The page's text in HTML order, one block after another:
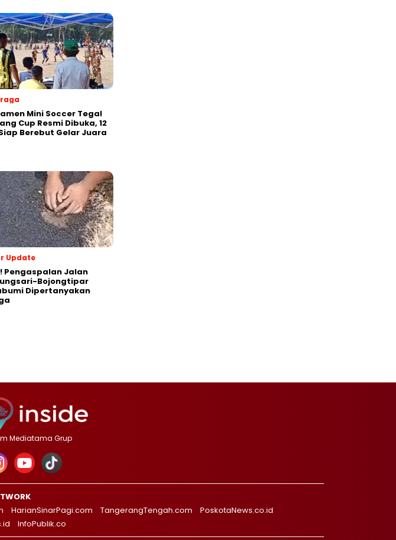
Mini Soccer Tegal
Cup Resmi Dibuka, 12
Berebut Gelar Juara
Update
Pengaspalan Jalan
Bojongtipar
Dipertanyakan
Mediatama Grup
HarianSinarPagi.com TangerangTengah.com
PoskotaNews.co.id
InfoPublik.co